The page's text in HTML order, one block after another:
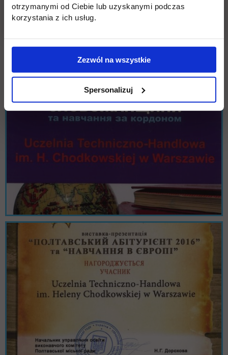
otrzymanymi od Ciebie lub uzyskanymi podczas
korzystania z ich usług.
Zezwól na wszystkie
Spersonalizuj